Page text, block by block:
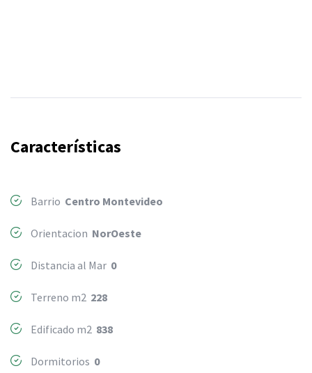
Características
Barrio Centro Montevideo
Orientacion NorOeste
Distancia al Mar 0
Terreno m2 228
Edificado m2 838
Dormitorios 0